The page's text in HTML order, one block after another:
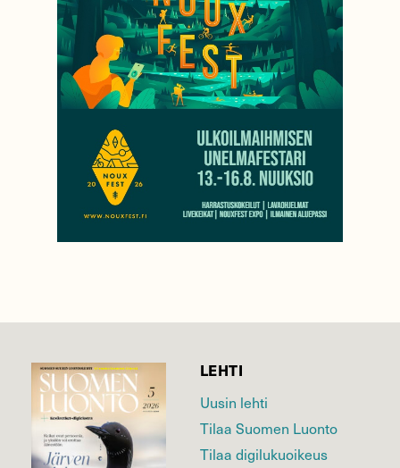
LEHTI
Uusin lehti
Tilaa Suomen Luonto
Tilaa digilukuoikeus